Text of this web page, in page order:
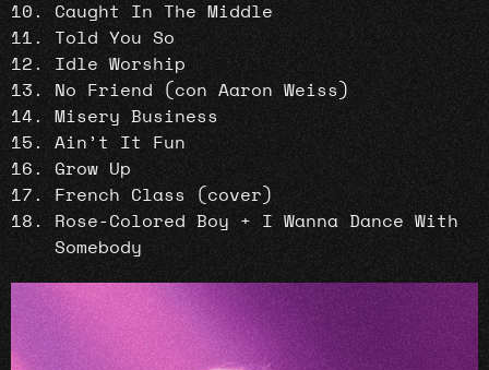
Caught In The Middle
Told You So
Idle Worship
No Friend (con Aaron Weiss)
Misery Business
Ain’t It Fun
Grow Up
French Class (cover)
Rose-Colored Boy + I Wanna Dance With
Somebody